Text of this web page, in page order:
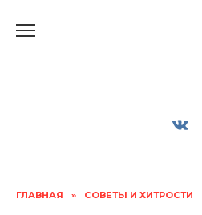
ГЛАВНАЯ » СОВЕТЫ И ХИТРОСТИ